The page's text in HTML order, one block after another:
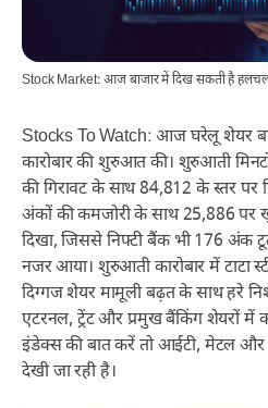
Stock Market: आज बाजार में दिख सकती है
Stocks To Watch: आज घरेलू शेयर
कारोबार की शुरुआत की। शुरुआती
की गिरावट के साथ 84,812 के स्तर पर
अंकों की कमजोरी के साथ 25,886 पर
दिखा, जिससे निफ्टी बैंक भी 176 अंक
नजर आया। शुरुआती कारोबार में टाटा
दिग्गज शेयर मामूली बढ़त के साथ हरे
एटरनल, ट्रेंट और प्रमुख बैंकिंग शेयरों में
इंडेक्स की बात करें तो आईटी, मेटल और
देखी जा रही है।